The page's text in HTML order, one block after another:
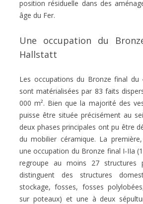
position résiduelle dans des
âge du Fer.
Une occupation du
Hallstatt
Les occupations du Bronze final du
sont matérialisées par 83 faits
000 m². Bien que la majorité des
puisse être située précisément au
deux phases principales ont pu être
du mobilier céramique. La
une occupation du Bronze final I-IIa
regroupe au moins 27 structures
distinguent des structures
stockage, fosses, fosses
sur poteaux) et une à deux